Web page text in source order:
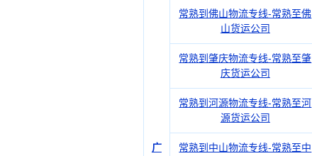
广
常熟到佛山物流专线-常熟至佛
山货运公司
常熟到肇庆物流专线-常熟至肇
庆货运公司
常熟到河源物流专线-常熟至河
源货运公司
常熟到中山物流专线-常熟至中